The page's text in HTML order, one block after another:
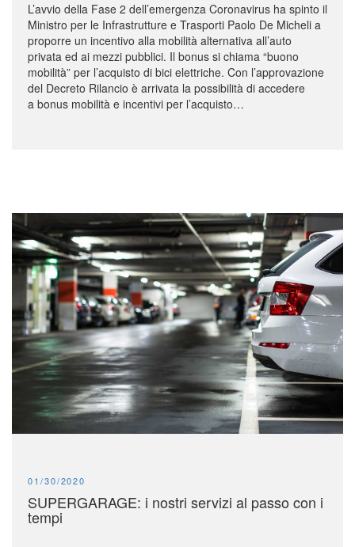
L’avvio della Fase 2 dell’emergenza Coronavirus ha spinto il
Ministro per le Infrastrutture e Trasporti Paolo De Micheli a
proporre un incentivo alla mobilità alternativa all’auto
privata ed ai mezzi pubblici. Il bonus si chiama “buono
mobilità” per l’acquisto di bici elettriche. Con l’approvazione
del Decreto Rilancio è arrivata la possibilità di accedere
a bonus mobilità e incentivi per l’acquisto…
PUBLISHED:
01/30/2020
SUPERGARAGE: i nostri servizi al passo con i
tempi